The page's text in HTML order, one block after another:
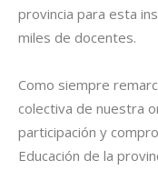
provincia para esta
miles de docentes.
Como siempre
colectiva de nuestra
participación y
Educación de la